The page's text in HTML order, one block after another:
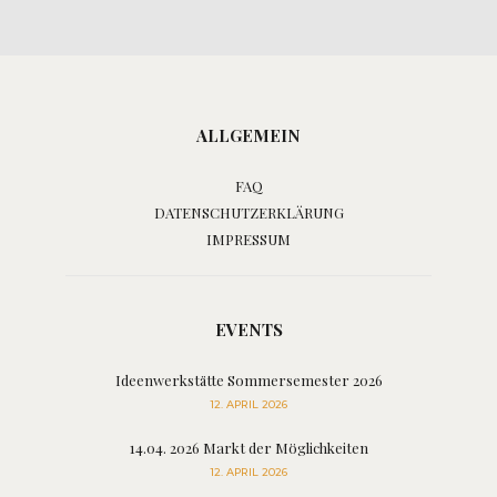
ALLGEMEIN
FAQ
DATENSCHUTZERKLÄRUNG
IMPRESSUM
EVENTS
Ideenwerkstätte Sommersemester 2026
12. APRIL 2026
14.04. 2026 Markt der Möglichkeiten
12. APRIL 2026